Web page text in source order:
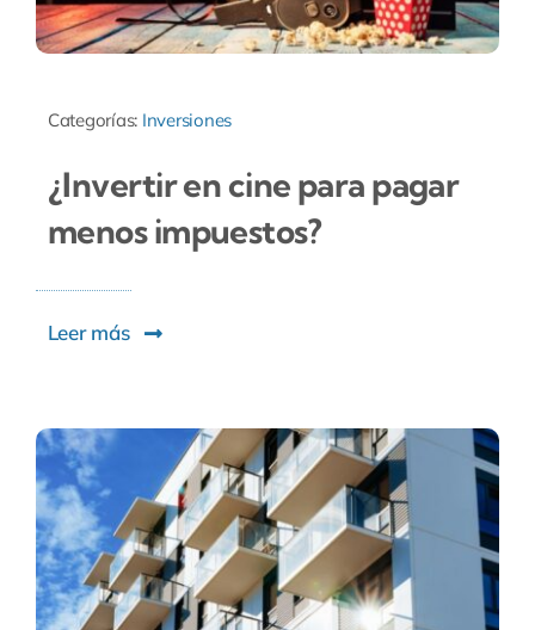
Categorías: Inversiones
¿Invertir en cine para pagar
menos impuestos?
Leer más